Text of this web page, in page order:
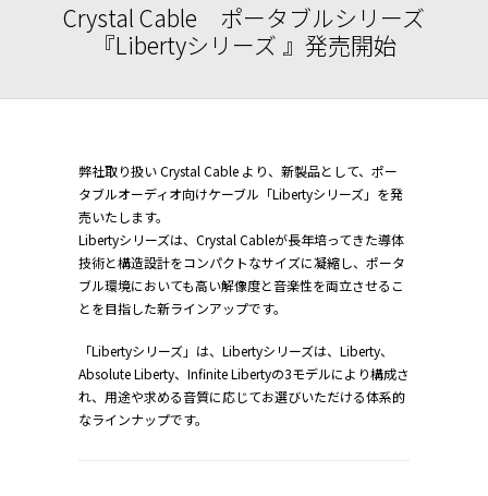
Crystal Cable ポータブルシリーズ
『Libertyシリーズ 』発売開始
弊社取り扱い Crystal Cable より、新製品として、ポー
タブルオーディオ向けケーブル「Libertyシリーズ」を発
売いたします。
Libertyシリーズは、Crystal Cableが長年培ってきた導体
技術と構造設計をコンパクトなサイズに凝縮し、ポータ
ブル環境においても高い解像度と音楽性を両立させるこ
とを目指した新ラインアップです。
「Libertyシリーズ」は、Libertyシリーズは、Liberty、
Absolute Liberty、Infinite Libertyの3モデルにより構成さ
れ、用途や求める音質に応じてお選びいただける体系的
なラインナップです。